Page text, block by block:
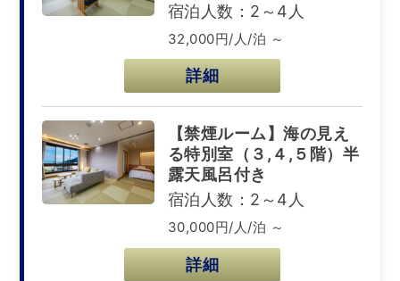
宿泊人数：2～4人
32,000円/人/泊 ～
詳細
【禁煙ルーム】海の見え
る特別室（３,４,５階）半
露天風呂付き
宿泊人数：2～4人
30,000円/人/泊 ～
詳細